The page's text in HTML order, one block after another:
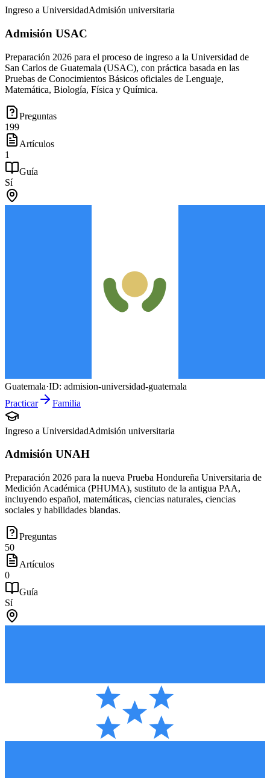
Ingreso a UniversidadAdmisión universitaria
Admisión USAC
Preparación 2026 para el proceso de ingreso a la Universidad de
San Carlos de Guatemala (USAC), con práctica basada en las
Pruebas de Conocimientos Básicos oficiales de Lenguaje,
Matemática, Biología, Física y Química.
Preguntas
199
Artículos
1
Guía
Sí
Guatemala·ID: admision-universidad-guatemala
Practicar
Familia
Ingreso a UniversidadAdmisión universitaria
Admisión UNAH
Preparación 2026 para la nueva Prueba Hondureña Universitaria de
Medición Académica (PHUMA), sustituto de la antigua PAA,
incluyendo español, matemáticas, ciencias naturales, ciencias
sociales y habilidades blandas.
Preguntas
50
Artículos
0
Guía
Sí